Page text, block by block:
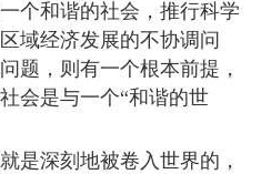
个和谐的社会，推行科学
域经济发展的不协调问
题，则有一个根本前提，
会是与一个“和谐的世
是深刻地被卷入世界的，